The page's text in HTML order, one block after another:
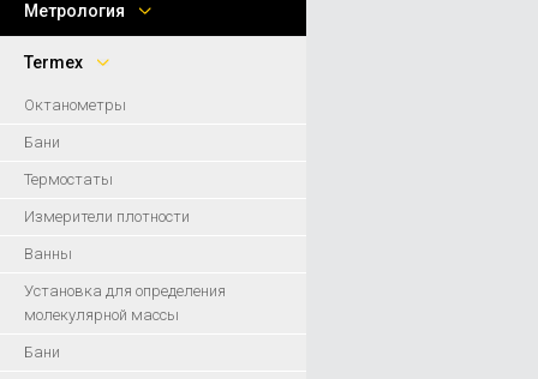
Метрология
Termex
Октанометры
Бани
Термостаты
Измерители плотности
Ванны
Установка для определения
молекулярной массы
Бани